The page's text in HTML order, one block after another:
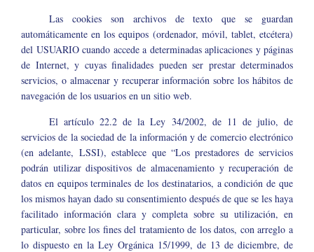
Las cookies son archivos de texto que se guardan
automáticamente en los equipos (ordenador, móvil, tablet, etcétera)
del USUARIO cuando accede a determinadas aplicaciones y páginas
de Internet, y cuyas finalidades pueden ser prestar determinados
servicios, o almacenar y recuperar información sobre los hábitos de
navegación de los usuarios en un sitio web.
El artículo 22.2 de la Ley 34/2002, de 11 de julio, de
servicios de la sociedad de la información y de comercio electrónico
(en adelante, LSSI), establece que “Los prestadores de servicios
podrán utilizar dispositivos de almacenamiento y recuperación de
datos en equipos terminales de los destinatarios, a condición de que
los mismos hayan dado su consentimiento después de que se les haya
facilitado información clara y completa sobre su utilización, en
particular, sobre los fines del tratamiento de los datos, con arreglo a
lo dispuesto en la Ley Orgánica 15/1999, de 13 de diciembre, de